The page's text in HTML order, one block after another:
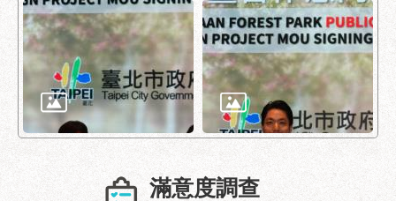
政
府
網
料
開
放
宣
滿意度調查